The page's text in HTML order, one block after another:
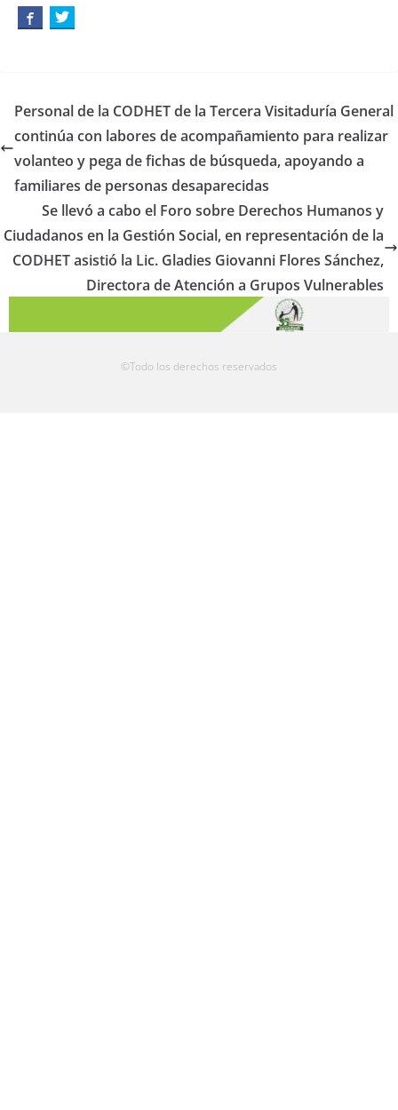
Personal de la CODHET de la Tercera Visitaduría General
continúa con labores de acompañamiento para realizar
volanteo y pega de fichas de búsqueda, apoyando a
familiares de personas desaparecidas
Se llevó a cabo el Foro sobre Derechos Humanos y
Ciudadanos en la Gestión Social, en representación de la
CODHET asistió la Lic. Gladies Giovanni Flores Sánchez,
Directora de Atención a Grupos Vulnerables
©Todo los derechos reservados